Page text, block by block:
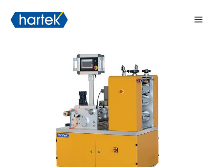
Inhalt
springen